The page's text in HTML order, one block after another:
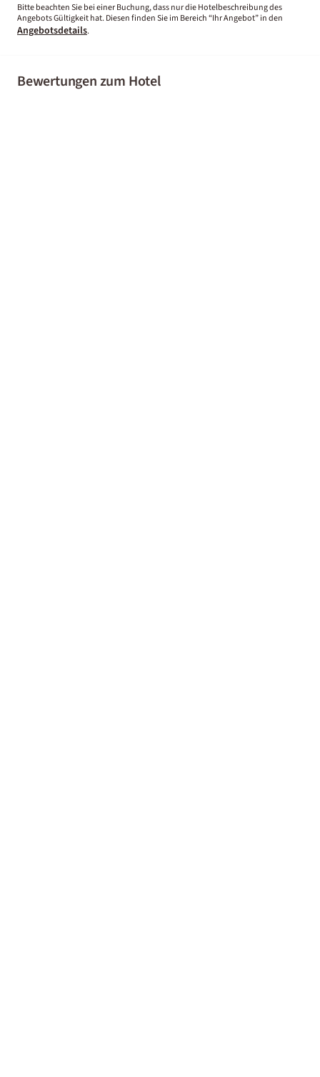
Bitte beachten Sie bei einer Buchung, dass nur die Hotelbeschreibung des
Angebots Gültigkeit hat. Diesen finden Sie im Bereich “Ihr Angebot” in den
Angebotsdetails.
Bewertungen zum Hotel